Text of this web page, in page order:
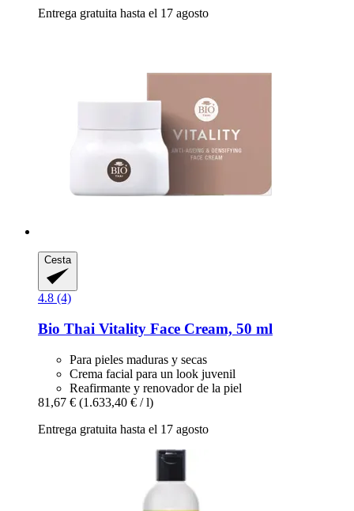
Entrega gratuita hasta el 17 agosto
Cesta
4.8 (4)
Bio Thai Vitality Face Cream, 50 ml
Para pieles maduras y secas
Crema facial para un look juvenil
Reafirmante y renovador de la piel
81,67 € (1.633,40 € / l)
Entrega gratuita hasta el 17 agosto